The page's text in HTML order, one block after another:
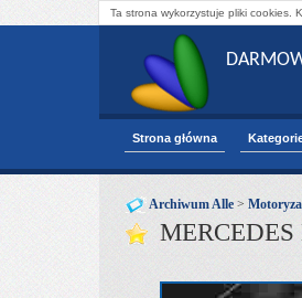
Ta strona wykorzystuje pliki cookies.
Strona główna
Archiwum Alle >